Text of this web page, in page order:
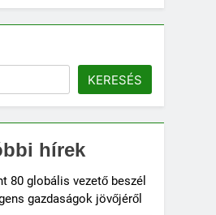
KERESÉS
hírek
80 globális vezető beszél
gazdaságok jövőjéről